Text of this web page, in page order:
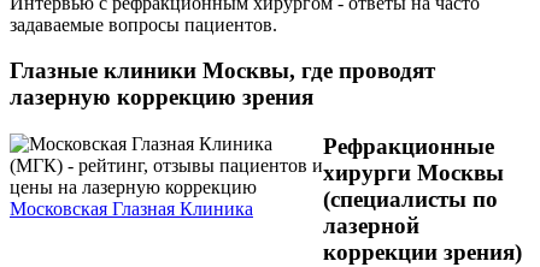
задаваемые вопросы пациентов.
Глазные клиники Москвы, где проводят
лазерную коррекцию зрения
Московская Глазная Клиника
Рефракционные
хирурги Москвы
(специалисты по
лазерной
коррекции зрения)